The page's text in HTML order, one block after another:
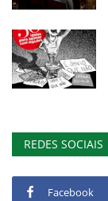
REDES SOCIAIS
Facebook